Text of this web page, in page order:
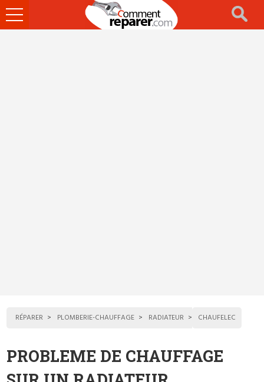
Ouvrir
le
RÉPARER PLOMBERIE-CHAUFFAGE RADIATEUR CHAUFELEC
PROBLEME DE CHAUFFAGE